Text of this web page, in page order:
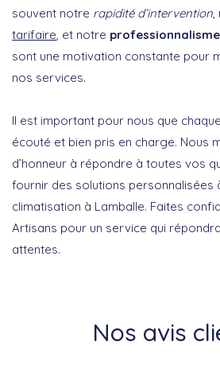
souvent notre rapidité d’intervention
tarifaire , et notre professionnalisme
sont une motivation constante pour
nos services.
Il est important pour nous que
écouté et bien pris en charge. Nous
d’honneur à répondre à toutes vos
fournir des solutions personnalisées
climatisation à Lamballe. Faites
Artisans pour un service qui
attentes.
Nos avis